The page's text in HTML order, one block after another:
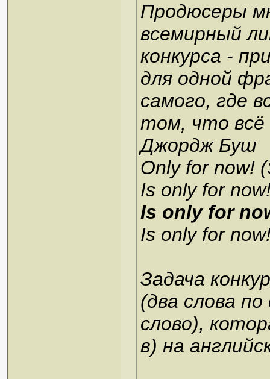
Продюсеры
всемирный
конкурса -
для одной
самого, где
том, что всё
Джордж Буш
Only for now!
Is only for
Is only for
Is only for
Задача
(два слова по
слово),
в) на